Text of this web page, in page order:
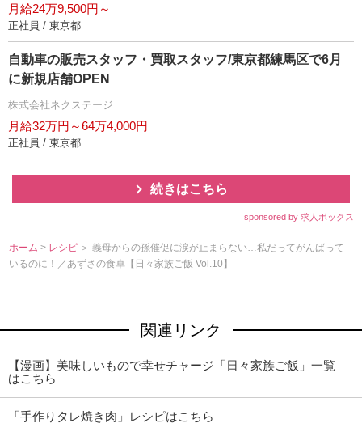
月給24万9,500円～
正社員 / 東京都
自動車の販売スタッフ・買取スタッフ/東京都練馬区で6月
に新規店舗OPEN
株式会社ネクステージ
月給32万円～64万4,000円
正社員 / 東京都
続きはこちら
sponsored by 求人ボックス
ホーム > レシピ ＞ 義母からの孫催促に涙が止まらない…私だってがんばって
いるのに！／あずさの食卓【日々家族ご飯 Vol.10】
関連リンク
【漫画】美味しいもので幸せチャージ「日々家族ご飯」一覧
はこちら
「手作りタレ焼き肉」レシピはこちら